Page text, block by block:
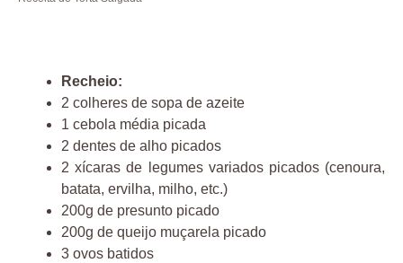
Recheio:
2 colheres de sopa de azeite
1 cebola média picada
2 dentes de alho picados
2 xícaras de legumes variados picados (cenoura,
batata, ervilha, milho, etc.)
200g de presunto picado
200g de queijo muçarela picado
3 ovos batidos